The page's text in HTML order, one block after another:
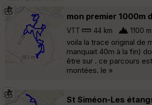
mon premier 1000m
VTT 44 km 1100 m
voila la trace original de
manquait 40m à la fin)
être sur . ce parcours
montées. le »
St Siméon-Les